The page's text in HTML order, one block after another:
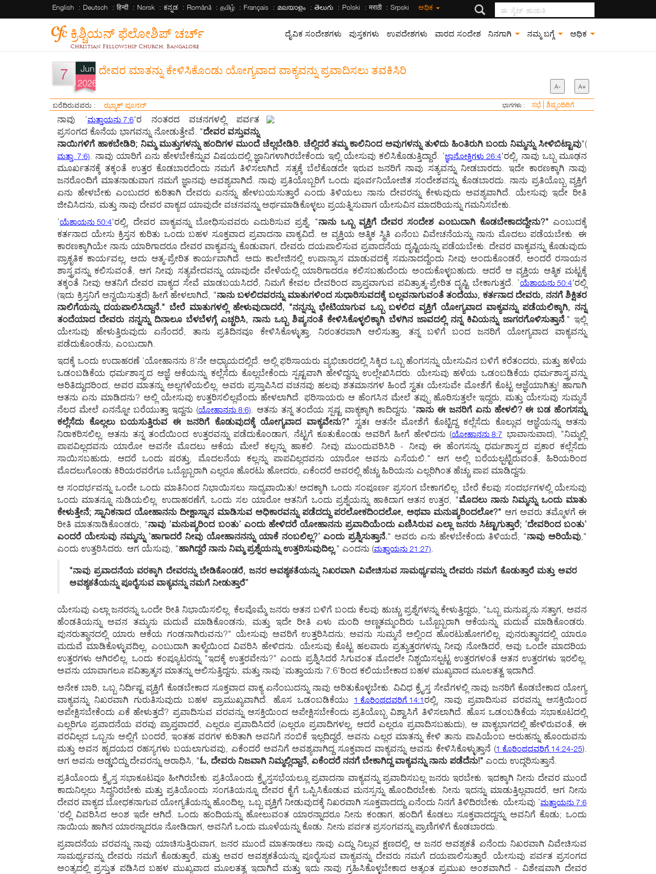
English Deutsch हिन्दी Norsk ಕನ್ನಡ Română தமிழ் Français മലയാളം తెలుగు Polski मराठी Srpski ಅಧಿಕ ಈ ಸೈಟ್ ಹುಡುಕಿ
ಕ್ರಿಶ್ಚಿಯನ್ ಫೆಲೋಶಿಪ್ ಚರ್ಚ್
Christian Fellowship Church, Bangalore
ದೈವಿಕ ಸಂದೇಶಗಳು ಪುಸ್ತಕಗಳು ಉಪದೇಶಗಳು ವಾರದ ಸಂದೇಶ ನಿನಗಾಗಿ ನಮ್ಮ ಬಗ್ಗೆ ಅಧಿಕ
7
Jun
2026
ದೇವರ ಮಾತನ್ನು ಕೇಳಿಸಿಕೊಂಡು ಯೋಗ್ಯವಾದ ವಾಕ್ಯವನ್ನು ಪ್ರವಾದಿಸಲು ತವಕಿಸಿರಿ
A- A+
ಬರೆದಿರುವವರು : ಝ್ಯಾಕ್ ಪೂನನ್ ಭಾಗಗಳು : ಸಭೆ ಶಿಷ್ಯಂದಿರಿಗೆ
ನಾವು ’ಮತ್ತಾಯನು 7:6'ರ ನಂತರದ ವಚನಗಳಲ್ಲಿ ಪರ್ವತ
ಪ್ರಸಂಗದ ಕೊನೆಯ ಭಾಗವನ್ನು ನೋಡುತ್ತೇವೆ. "ದೇವರ ವಸ್ತುವನ್ನು
ನಾಯಿಗಳಿಗೆ ಹಾಕಬೇಡಿರಿ; ನಿಮ್ಮ ಮುತ್ತುಗಳನ್ನು ಹಂದಿಗಳ ಮುಂದೆ ಚೆಲ್ಲಬೇಡಿರಿ. ಚೆಲ್ಲಿದರೆ ತಮ್ಮ ಕಾಲಿನಿಂದ ಅವುಗಳನ್ನು ತುಳಿದು ಹಿಂತಿರುಗಿ ಬಂದು ನಿಮ್ಮನ್ನು ಸೀಳಿಬಿಟ್ಟಾವು"(
ಮತ್ತಾ. 7:6) . ನಾವು ಯಾರಿಗೆ ಏನು ಹೇಳಬೇಕೆನ್ನುವ ವಿಷಯದಲ್ಲಿ ಜ್ಞಾನಿಗಳಾಗಿರಬೇಕೆಂದು ಇಲ್ಲಿ ಯೇಸುವು ಕಲಿಸಿಕೊಡುತ್ತಿದ್ದಾರೆ. ’ಜ್ಞಾನೋಕ್ತಿಗಳು 26:4'ರಲ್ಲಿ, ನಾವು ಒಬ್ಬ ಮೂಢನ
ಮೂರ್ಖತನಕ್ಕೆ ತಕ್ಕಂತೆ ಉತ್ತರ ಕೊಡಬಾರದೆಂದು ನಮಗೆ ತಿಳಿಸಲಾಗಿದೆ. ಸತ್ಯಕ್ಕೆ ಬೆಲೆಕೊಡದೇ ಇರುವ ಜನರಿಗೆ ನಾವು ಸತ್ಯವನ್ನು ನೀಡಬಾರದು. ಇದೇ ಕಾರಣಕ್ಕಾಗಿ ನಾವು
ಜನರೊಂದಿಗೆ ಮಾತನಾಡುವಾಗ ನಮಗೆ ಜ್ಞಾನವು ಅವಶ್ಯವಾಗಿದೆ. ನಾವು ಪ್ರತಿಯೊಬ್ಬರಿಗೆ ಒಂದು ಪೂರ್ವನಿಯೋಜಿತ ಸಂದೇಶವನ್ನು ಕೊಡಬಾರದು. ನಾನು ಪ್ರತಿಯೊಬ್ಬ ವ್ಯಕ್ತಿಗೆ
ಏನು ಹೇಳಬೇಕು ಎಂಬುದರ ಕುರಿತಾಗಿ ದೇವರು ಏನನ್ನು ಹೇಳಬಯಸುತ್ತಾರೆ ಎಂದು ತಿಳಿಯಲು ನಾನು ದೇವರನ್ನು ಕೇಳುವುದು ಅವಶ್ಯವಾಗಿದೆ. ಯೇಸುವು ಇದೇ ರೀತಿ
ಜೀವಿಸಿದನು, ಮತ್ತು ನಾವು ದೇವರ ವಾಕ್ಯದ ಯಾವುದೇ ವಚನವನ್ನು ಅರ್ಥಮಾಡಿಕೊಳ್ಳಲು ಪ್ರಯತ್ನಿಸುವಾಗ ಯೇಸುವಿನ ಮಾದರಿಯನ್ನು ಗಮನಿಸಬೇಕು.
’ಯೆಶಾಯನು 50:4'ರಲ್ಲಿ, ದೇವರ ವಾಕ್ಯವನ್ನು ಬೋಧಿಸುವವರು ಎದುರಿಸುವ ಪ್ರಶ್ನೆ, "ನಾನು ಒಬ್ಬ ವ್ಯಕ್ತಿಗೆ ದೇವರ ಸಂದೇಶ ಎಂಬುದಾಗಿ ಕೊಡಬೇಕಾದದ್ದೇನು?" ಎಂಬುದಕ್ಕೆ
ಕರ್ತನಾದ ಯೇಸು ಕ್ರಿಸ್ತನ ಕುರಿತು ಒಂದು ಬಹಳ ಸೂಕ್ತವಾದ ಪ್ರವಾದನಾ ವಾಕ್ಯವಿದೆ. ಆ ವ್ಯಕ್ತಿಯ ಆತ್ಮಿಕ ಸ್ಥಿತಿ ಏನೆಂಬ ವಿವೇಚನೆಯನ್ನು ನಾನು ಮೊದಲು ಪಡೆಯಬೇಕು. ಈ
ಕಾರಣಕ್ಕಾಗಿಯೇ ನಾನು ಯಾರಿಗಾದರೂ ದೇವರ ವಾಕ್ಯವನ್ನು ಕೊಡುವಾಗ, ದೇವರು ದಯಪಾಲಿಸುವ ಪ್ರವಾದನೆಯ ದೃಷ್ಟಿಯನ್ನು ಪಡೆಯಬೇಕು. ದೇವರ ವಾಕ್ಯವನ್ನು ಕೊಡುವುದು
ಪ್ರಾಕೃತಿಕ ಕಾರ್ಯವಲ್ಲ, ಅದು ಆತ್ಮ-ಪ್ರೇರಿತ ಕಾರ್ಯವಾಗಿದೆ. ಅದು ಕಾಲೇಜಿನಲ್ಲಿ ಉಪಾನ್ಯಾಸ ಮಾಡುವದಕ್ಕೆ ಸಮನಾದದ್ದೆಂದು ನೀವು ಅಂದುಕೊಂಡರೆ, ಅಂದರೆ ರಸಾಯನ
ಶಾಸ್ತ್ರವನ್ನು ಕಲಿಸುವಂತೆ, ಆಗ ನೀವು ಸತ್ಯವೇದವನ್ನು ಯಾವುದೇ ವೇಳೆಯಲ್ಲಿ ಯಾರಿಗಾದರೂ ಕಲಿಸಬಹುದೆಂದು ಅಂದುಕೊಳ್ಳಬಹುದು. ಆದರೆ ಆ ವ್ಯಕ್ತಿಯ ಆತ್ಮಿಕ ಮಟ್ಟಕ್ಕೆ
ತಕ್ಕಂತೆ ನೀವು ಆತನಿಗೆ ದೇವರ ವಾಕ್ಯದ ಸೇವೆ ಮಾಡಬಯಸಿದರೆ, ನಿಮಗೆ ಕೇವಲ ದೇವರಿಂದ ಪ್ರಾಪ್ತವಾಗುವ ಪವಿತ್ರಾತ್ಮ-ಪ್ರೇರಿತ ದೃಷ್ಟಿ ಬೇಕಾಗುತ್ತದೆ. ’ಯೆಶಾಯನು 50:4'ರಲ್ಲಿ
(ಇದು ಕ್ರಿಸ್ತನಿಗೆ ಅನ್ವಯಿಸುತ್ತದೆ) ಹೀಗೆ ಹೇಳಲಾಗಿದೆ, "ನಾನು ಬಳಲಿದವರನ್ನು ಮಾತುಗಳಿಂದ ಸುಧಾರಿಸುವದಕ್ಕೆ ಬಲ್ಲವನಾಗುವಂತೆ ತಂದೆಯು, ಕರ್ತನಾದ ದೇವರು, ನನಗೆ ಶಿಕ್ಷಿತರ
ನಾಲಿಗೆಯನ್ನು ದಯಪಾಲಿಸಿದ್ದಾನೆ." ಬೇರೆ ಮಾತುಗಳಲ್ಲಿ ಹೇಳುವುದಾದರೆ, "ನನ್ನನ್ನು ಭೇಟಿಯಾಗುವ ಒಬ್ಬ ಬಳಲಿದ ವ್ಯಕ್ತಿಗೆ ಯೋಗ್ಯವಾದ ವಾಕ್ಯವನ್ನು ಪಡೆಯಲಿಕ್ಕಾಗಿ, ನನ್ನ
ತಂದೆಯಾದ ದೇವರು ನನ್ನನ್ನು ದಿನಾಲೂ ಬೆಳಬೆಳಗ್ಗೆ ಎಚ್ಚರಿಸಿ, ನಾನು ಒಬ್ಬ ಶಿಷ್ಯನಂತೆ ಕೇಳಿಸಿಕೊಳ್ಳಲಿಕ್ಕಾಗಿ ಬೆಳಗಿನ ಜಾವದಲ್ಲಿ ನನ್ನ ಕಿವಿಯನ್ನು ಜಾಗರಗೊಳಿಸುತ್ತಾನೆ." ಇಲ್ಲಿ
ಯೇಸುವು ಹೇಳುತ್ತಿರುವುದು ಏನೆಂದರೆ, ತಾನು ಪ್ರತಿದಿನವೂ ಕೇಳಿಸಿಕೊಳ್ಳುತ್ತಾ, ನಿರಂತರವಾಗಿ ಆಲಿಸುತ್ತಾ, ತನ್ನ ಬಳಿಗೆ ಬಂದ ಜನರಿಗೆ ಯೋಗ್ಯವಾದ ವಾಕ್ಯವನ್ನು
ಪಡೆದುಕೊಂಡೆನು, ಎಂಬುದಾಗಿ.
ಇದಕ್ಕೆ ಒಂದು ಉದಾಹರಣೆ ’ಯೋಹಾನನು 8'ನೇ ಅಧ್ಯಾಯದಲ್ಲಿದೆ. ಅಲ್ಲಿ ಫರಿಸಾಯರು ವ್ಯಭಿಚಾರದಲ್ಲಿ ಸಿಕ್ಕಿದ ಒಬ್ಬ ಹೆಂಗಸನ್ನು ಯೇಸುವಿನ ಬಳಿಗೆ ಕರೆತಂದರು, ಮತ್ತು ಹಳೆಯ
ಒಡಂಬಡಿಕೆಯ ಧರ್ಮಶಾಸ್ತ್ರದ ಆಜ್ಞೆ ಆಕೆಯನ್ನು ಕಲ್ಲೆಸೆದು ಕೊಲ್ಲಬೇಕೆಂದು ಸ್ಪಷ್ಟವಾಗಿ ಹೇಳಿದ್ದನ್ನು ಉಲ್ಲೇಖಿಸಿದರು. ಯೇಸುವು ಹಳೆಯ ಒಡಂಬಡಿಕೆಯ ಧರ್ಮಶಾಸ್ತ್ರವನ್ನು
ಅರಿತಿದ್ದುದರಿಂದ, ಅವರ ಮಾತನ್ನು ಅಲ್ಲಗಳೆಯಲಿಲ್ಲ. ಅವರು ಪ್ರಸ್ತಾಪಿಸಿದ ವಚನವು ಹಲವು ಶತಮಾನಗಳ ಹಿಂದೆ ಸ್ವತಃ ಯೇಸುವೇ ಮೋಶೆಗೆ ಕೊಟ್ಟ ಆಜ್ಞೆಯಾಗಿತ್ತು! ಹಾಗಾಗಿ
ಆತನು ಏನು ಮಾಡಿದನು? ಅಲ್ಲಿ ಯೇಸುವು ಉತ್ತರಿಸಲಿಲ್ಲವೆಂದು ಹೇಳಲಾಗಿದೆ. ಫರಿಸಾಯರು ಆ ಹೆಂಗಸಿನ ಮೇಲೆ ತಪ್ಪು ಹೊರಿಸುತ್ತಲೇ ಇದ್ದರು, ಮತ್ತು ಯೇಸುವು ಸುಮ್ಮನೆ
ನೆಲದ ಮೇಲೆ ಏನನ್ನೋ ಬರೆಯುತ್ತಾ ಇದ್ದನು (ಯೋಹಾನನು 8:6) . ಆತನು ತನ್ನ ತಂದೆಯ ಸ್ಪಷ್ಟ ವಾಕ್ಯಕ್ಕಾಗಿ ಕಾದಿದ್ದನು. "ನಾನು ಈ ಜನರಿಗೆ ಏನು ಹೇಳಲಿ? ಈ ಬಡ ಹೆಂಗಸನ್ನು
ಕಲ್ಲೆಸೆದು ಕೊಲ್ಲಲು ಬಯಸುತ್ತಿರುವ ಈ ಜನರಿಗೆ ಕೊಡುವುದಕ್ಕೆ ಯೋಗ್ಯವಾದ ವಾಕ್ಯವೇನು?" ಸ್ವತಃ ಆತನೇ ಮೋಶೆಗೆ ಕೊಟ್ಟಿದ್ದ ಕಲ್ಲೆಸೆದು ಕೊಲ್ಲುವ ಆಜ್ಞೆಯನ್ನು ಆತನು
ನಿರಾಕರಿಸಲಿಲ್ಲ. ಆತನು ತನ್ನ ತಂದೆಯಿಂದ ಉತ್ತರವನ್ನು ಪಡೆದುಕೊಂಡಾಗ, ನೆಟ್ಟಗೆ ಕೂತುಕೊಂಡು ಅವರಿಗೆ ಹೀಗೆ ಹೇಳಿದನು (ಯೋಹಾನನು 8:7 ಭಾವಾನುವಾದ), "ನಿಮ್ಮಲ್ಲಿ
ಪಾಪವಿಲ್ಲದವನು ಯಾರೋ ಅವನೇ ಮೊದಲು ಆಕೆಯ ಮೇಲೆ ಕಲ್ಲನ್ನು ಹಾಕಲಿ. ನೀವು ಮುಂದುವರಿಸಿರಿ - ನೀವು ಈ ಹೆಂಗಸನ್ನು ಧರ್ಮಶಾಸ್ತ್ರದ ಪ್ರಕಾರ ಕಲ್ಲೆಸೆದು
ಸಾಯಿಸಬಹುದು, ಆದರೆ ಒಂದು ಷರತ್ತು, ಮೊದಲನೆಯ ಕಲ್ಲನ್ನು ಪಾಪವಿಲ್ಲದವನು ಯಾರೋ ಅವನು ಎಸೆಯಲಿ." ಆಗ ಅಲ್ಲಿ ಬರೆಯಲ್ಪಟ್ಟಿರುವಂತೆ, ಹಿರಿಯರಿಂದ
ಮೊದಲುಗೊಂಡು ಕಿರಿಯರವರೆಗೂ ಒಬ್ಬೊಬ್ಬರಾಗಿ ಎಲ್ಲರೂ ಹೊರಟು ಹೋದರು, ಏಕೆಂದರೆ ಅವರಲ್ಲಿ ಹೆಚ್ಚು ಹಿರಿಯನು ಎಲ್ಲರಿಗಿಂತ ಹೆಚ್ಚು ಪಾಪ ಮಾಡಿದ್ದನು.
ಆ ಸಂದರ್ಭವನ್ನು ಒಂದೇ ಒಂದು ಮಾತಿನಿಂದ ನಿಭಾಯಿಸಲು ಸಾಧ್ಯವಾಯಿತು! ಅದಕ್ಕಾಗಿ ಒಂದು ಸಂಪೂರ್ಣ ಪ್ರಸಂಗ ಬೇಕಾಗಲಿಲ್ಲ. ಬೇರೆ ಕೆಲವು ಸಂದರ್ಭಗಳಲ್ಲಿ ಯೇಸುವು
ಒಂದು ಮಾತನ್ನೂ ನುಡಿಯಲಿಲ್ಲ. ಉದಾಹರಣೆಗೆ, ಒಂದು ಸಲ ಯಾರೋ ಆತನಿಗೆ ಒಂದು ಪ್ರಶ್ನೆಯನ್ನು ಹಾಕಿದಾಗ ಆತನ ಉತ್ತರ, "ಮೊದಲು ನಾನು ನಿಮ್ಮನ್ನು ಒಂದು ಮಾತು
ಕೇಳುತ್ತೇನೆ; ಸ್ನಾನಿಕನಾದ ಯೋಹಾನನು ದೀಕ್ಷಾಸ್ನಾನ ಮಾಡಿಸುವ ಅಧಿಕಾರವನ್ನು ಪಡೆದದ್ದು ಪರಲೋಕದಿಂದಲೋ, ಅಥವಾ ಮನುಷ್ಯರಿಂದಲೋ?" ಆಗ ಅವರು ತಮ್ಮೊಳಗೆ ಈ
ರೀತಿ ಮಾತನಾಡಿಕೊಂಡರು, "ನಾವು ’ಮನುಷ್ಯರಿಂದ ಬಂತು’ ಎಂದು ಹೇಳಿದರೆ ಯೋಹಾನನು ಪ್ರವಾದಿಯೆಂದು ಎಣಿಸಿರುವ ಎಲ್ಲಾ ಜನರು ಸಿಟ್ಟಾಗುತ್ತಾರೆ; ’ದೇವರಿಂದ ಬಂತು’
ಎಂದರೆ ಯೇಸುವು ನಮ್ಮನ್ನು ’ಹಾಗಾದರೆ ನೀವು ಯೋಹಾನನನ್ನು ಯಾಕೆ ನಂಬಲಿಲ್ಲ?’ ಎಂದು ಪ್ರಶ್ನಿಸುತ್ತಾನೆ." ಅವರು ಏನು ಹೇಳಬೇಕೆಂದು ತಿಳಿಯದೆ, "ನಾವು ಅರಿಯೆವು ,"
ಎಂದು ಉತ್ತರಿಸಿದರು. ಆಗ ಯೆಸುವು, "ಹಾಗಿದ್ದರೆ ನಾನು ನಿಮ್ಮ ಪ್ರಶ್ನೆಯನ್ನು ಉತ್ತರಿಸುವುದಿಲ್ಲ ," ಎಂದನು (ಮತ್ತಾಯನು 21:27)
"ನಾವು ಪ್ರವಾದನೆಯ ವರಕ್ಕಾಗಿ ದೇವರನ್ನು ಬೇಡಿಕೊಂಡರೆ, ಜನರ ಅವಶ್ಯಕತೆಯನ್ನು ನಿಖರವಾಗಿ ವಿವೇಚಿಸುವ ಸಾಮರ್ಥ್ಯವನ್ನು ದೇವರು ನಮಗೆ ಕೊಡುತ್ತಾರೆ ಮತ್ತು ಅವರ
ಅವಶ್ಯಕತೆಯನ್ನು ಪೂರೈಸುವ ವಾಕ್ಯವನ್ನು ನಮಗೆ ನೀಡುತ್ತಾರೆ”
ಯೇಸುವು ಎಲ್ಲಾ ಜನರನ್ನು ಒಂದೇ ರೀತಿ ನಿಭಾಯಿಸಲಿಲ್ಲ. ಕೆಲವೊಮ್ಮೆ ಜನರು ಆತನ ಬಳಿಗೆ ಬಂದು ಕೆಲವು ಹುಚ್ಚು ಪ್ರಶ್ನೆಗಳನ್ನು ಕೇಳುತ್ತಿದ್ದರು, "ಒಬ್ಬ ಮನುಷ್ಯನು ಸತ್ತಾಗ, ಅವನ
ಹೆಂಡತಿಯನ್ನು ಅವನ ತಮ್ಮನು ಮದುವೆ ಮಾಡಿಕೊಂಡನು, ಮತ್ತು ಇದೇ ರೀತಿ ಏಳು ಮಂದಿ ಅಣ್ಣತಮ್ಮಂದಿರು ಒಬ್ಬೊಬ್ಬರಾಗಿ ಆಕೆಯನ್ನು ಮದುವೆ ಮಾಡಿಕೊಂಡರು.
ಪುನರುತ್ಥಾನದಲ್ಲಿ ಯಾರು ಆಕೆಯ ಗಂಡನಾಗಿರುವನು?" ಯೇಸುವು ಅವರಿಗೆ ಉತ್ತರಿಸಿದನು; ಅವನು ಸುಮ್ಮನೆ ಅಲ್ಲಿಂದ ಹೊರಟುಹೋಗಲಿಲ್ಲ. ಪುನರುತ್ಥಾನದಲ್ಲಿ ಯಾರೂ
ಮದುವೆ ಮಾಡಿಕೊಳ್ಳುವದಿಲ್ಲ, ಎಂಬುದಾಗಿ ತಾಳ್ಮೆಯಿಂದ ವಿವರಿಸಿ ಹೇಳಿದನು. ಯೇಸುವು ಕೊಟ್ಟ ಹಲವಾರು ಪ್ರತ್ಯುತ್ತರಗಳನ್ನು ನೀವು ನೋಡಿದರೆ, ಅವು ಒಂದೇ ಮಾದರಿಯ
ಉತ್ತರಗಳು ಆಗಿರಲಿಲ್ಲ. ಒಂದು ಕಂಪ್ಯೂಟರನ್ನು "ಇದಕ್ಕೆ ಉತ್ತರವೇನು?" ಎಂದು ಪ್ರಶ್ನಿಸಿದರೆ ಸಿಗುವಂತ ಮೊದಲೇ ನಿಶ್ಚಯಿಸಲ್ಪಟ್ಟ ಉತ್ತರಗಳಂತೆ ಆತನ ಉತ್ತರಗಳು ಇರಲಿಲ್ಲ.
ಅವನು ಯಾವಾಗಲೂ ಪವಿತ್ರಾತ್ಮನ ಮಾತನ್ನು ಆಲಿಸುತ್ತಿದ್ದನು, ಮತ್ತು ನಾವು ’ಮತ್ತಾಯನು 7:6'ರಿಂದ ಕಲಿಯಬೇಕಾದ ಬಹಳ ಮುಖ್ಯವಾದ ಮೂಲತತ್ವ ಇದಾಗಿದೆ.
ಅನೇಕ ಬಾರಿ, ಒಬ್ಬ ನಿರ್ದಿಷ್ಟ ವ್ಯಕ್ತಿಗೆ ಕೊಡಬೇಕಾದ ಸೂಕ್ತವಾದ ವಾಕ್ಯ ಏನೆಂಬುದನ್ನು ನಾವು ಅರಿತುಕೊಳ್ಳಬೇಕು. ವಿವಿಧ ಕ್ರೈಸ್ತ ಸೇವೆಗಳಲ್ಲಿ ನಾವು ಜನರಿಗೆ ಕೊಡಬೇಕಾದ ಯೋಗ್ಯ
ವಾಕ್ಯವನ್ನು ನಿಖರವಾಗಿ ಗುರುತಿಸುವುದು ಬಹಳ ಪ್ರಾಮುಖ್ಯವಾಗಿದೆ. ಹೊಸ ಒಡಂಬಡಿಕೆಯು 1 ಕೊರಿಂಥದವರಿಗೆ 14:1 ರಲ್ಲಿ, ನಾವು ಪ್ರವಾದಿಸುವ ವರವನ್ನು ಆಸಕ್ತಿಯಿಂದ
ಅಪೇಕ್ಷಿಸಬೇಕೆಂದು ಏಕೆ ಹೇಳುತ್ತದೆ? ಪ್ರವಾದಿಸುವ ವರವನ್ನು ಆಸಕ್ತಿಯಿಂದ ಅಪೇಕ್ಷಿಸಬೇಕೆಂದು ಪ್ರತಿಯೊಬ್ಬ ವಿಶ್ವಾಸಿಗೆ ತಿಳಿಸಲಾಗಿದೆ. ಹೊಸ ಒಡಂಬಡಿಕೆಯ ಸಭಾಕೂಟದಲ್ಲಿ
ಎಲ್ಲರಿಗೂ ಪ್ರವಾದನೆಯ ವರವು ಪ್ರಾಪ್ತವಾದರೆ, ಎಲ್ಲರೂ ಪ್ರವಾದಿಸಿದರೆ (ಎಲ್ಲರೂ ಪ್ರವಾದಿಗಳಲ್ಲ, ಆದರೆ ಎಲ್ಲರೂ ಪ್ರವಾದಿಸಬಹುದು), ಆ ವಾಕ್ಯಭಾಗದಲ್ಲಿ ಹೇಳಿರುವಂತೆ, ಈ
ವರವಿಲ್ಲದ ಒಬ್ಬನು ಅಲ್ಲಿಗೆ ಬಂದರೆ, ಇಂತಹ ವರಗಳ ಕುರಿತಾಗಿ ಅವನಿಗೆ ನಂಬಿಕೆ ಇಲ್ಲದಿದ್ದರೆ, ಅವನು ಎಲ್ಲರ ಮಾತನ್ನು ಕೇಳಿ ತಾನು ಪಾಪಿಯೆಂಬ ಅರುಹನ್ನು ಹೊಂದುವನು
ಮತ್ತು ಅವನ ಹೃದಯದ ರಹಸ್ಯಗಳು ಬಯಲಾಗುವವು, ಏಕೆಂದರೆ ಅವನಿಗೆ ಅವಶ್ಯವಾಗಿದ್ದ ಸೂಕ್ತವಾದ ವಾಕ್ಯವನ್ನು ಅವನು ಕೇಳಿಸಿಕೊಳ್ಳುತ್ತಾನೆ (1 ಕೊರಿಂಥದವರಿಗೆ 14:24-25).
ಆಗ ಅವನು ಅಡ್ಡಬಿದ್ದು ದೇವರನ್ನು ಆರಾಧಿಸಿ, "ಓ, ದೇವರು ನಿಜವಾಗಿ ನಿಮ್ಮಲ್ಲಿದ್ದಾನೆ, ಏಕೆಂದರೆ ನನಗೆ ಬೇಕಾಗಿದ್ದ ವಾಕ್ಯವನ್ನು ನಾನು ಪಡೆದೆನು!" ಎಂದು ಉದ್ಗರಿಸುತ್ತಾನೆ.
ಪ್ರತಿಯೊಂದು ಕ್ರೈಸ್ತ ಸಭಾಕೂಟವೂ ಹೀಗಿರಬೇಕು. ಪ್ರತಿಯೊಂದು ಕ್ರೈಸ್ತಸಭೆಯಲ್ಲೂ ಪ್ರವಾದನಾ ವಾಕ್ಯವನ್ನು ಪ್ರವಾದಿಸಬಲ್ಲ ಜನರು ಇರಬೇಕು. ಇದಕ್ಕಾಗಿ ನೀನು ದೇವರ ಮುಂದೆ
ಕಾದುನಿಲ್ಲಲು ಸಿದ್ಧನಿರಬೇಕು ಮತ್ತು ಪ್ರತಿಯೊಂದು ಸಂಗತಿಯನ್ನೂ ದೇವರ ಕೈಗೆ ಒಪ್ಪಿಸಿಕೊಡುವ ಮನಸ್ಸನ್ನು ಹೊಂದಿರಬೇಕು. ನೀನು ಇದನ್ನು ಮಾಡುತ್ತಿಲ್ಲವಾದರೆ, ಆಗ ನೀನು
ದೇವರ ವಾಕ್ಯದ ಬೋಧಕನಾಗುವ ಯೋಗ್ಯತೆಯನ್ನು ಹೊಂದಿಲ್ಲ. ಒಬ್ಬ ವ್ಯಕ್ತಿಗೆ ನೀಡುವುದಕ್ಕೆ ನಿಖರವಾಗಿ ಸೂಕ್ತವಾದದ್ದು ಏನೆಂದು ನಿನಗೆ ತಿಳಿದಿರಬೇಕು. ಯೇಸುವು ’ಮತ್ತಾಯನು 7:6
'ರಲ್ಲಿ ವಿವರಿಸಿದ ಅಂಶ ಇದೇ ಆಗಿದೆ. ಒಂದು ಹಂದಿಯನ್ನು ಹೋಲುವಂತ ಯಾರನ್ನಾದರೂ ನೀನು ಕಂಡಾಗ, ಹಂದಿಗೆ ಕೊಡಲು ಸೂಕ್ತವಾದದ್ದನ್ನು ಅವನಿಗೆ ಕೊಡು; ಒಂದು
ನಾಯಿಯ ಹಾಗಿನ ಯಾರನ್ನಾದರೂ ನೋಡಿದಾಗ, ಅವನಿಗೆ ಒಂದು ಮೂಳೆಯನ್ನು ಕೊಡು. ನೀನು ಪರ್ವತ ಪ್ರಸಂಗವನ್ನು ಪ್ರಾಣಿಗಳಿಗೆ ಕೊಡಬಾರದು.
ಪ್ರವಾದನೆಯ ವರವನ್ನು ನಾವು ಯಾಚಿಸುತ್ತಿರುವಾಗ, ಜನರ ಮುಂದೆ ಮಾತನಾಡಲು ನಾವು ಎದ್ದು ನಿಲ್ಲುವ ಕ್ಷಣದಲ್ಲಿ, ಆ ಜನರ ಅವಶ್ಯಕತೆ ಏನೆಂದು ನಿಖರವಾಗಿ ವಿವೇಚಿಸುವ
ಸಾಮರ್ಥ್ಯವನ್ನು ದೇವರು ನಮಗೆ ಕೊಡುತ್ತಾರೆ, ಮತ್ತು ಅವರ ಅವಶ್ಯಕತೆಯನ್ನು ಪೂರೈಸುವ ವಾಕ್ಯವನ್ನು ದೇವರು ನಮಗೆ ದಯಪಾಲಿಸುತ್ತಾರೆ. ಯೇಸುವು ಪರ್ವತ ಪ್ರಸಂಗದ
ಅಂತ್ಯದಲ್ಲಿ ಪ್ರಸ್ತುತ ಪಡಿಸಿದ ಬಹಳ ಮುಖ್ಯವಾದ ಮೂಲತತ್ವ ಇದಾಗಿದೆ ಮತ್ತು ಇದು ನಾವು ಗ್ರಹಿಸಿಕೊಳ್ಳಬೇಕಾದ ಅತ್ಯಂತ ಪ್ರಮುಖ ಅಂಶವಾಗಿದೆ - ವಿಶೇಷವಾಗಿ ದೇವರ